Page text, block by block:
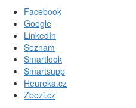
Facebook
Google
LinkedIn
Seznam
Smartlook
Smartsupp
Heureka.cz
Zbozi.cz